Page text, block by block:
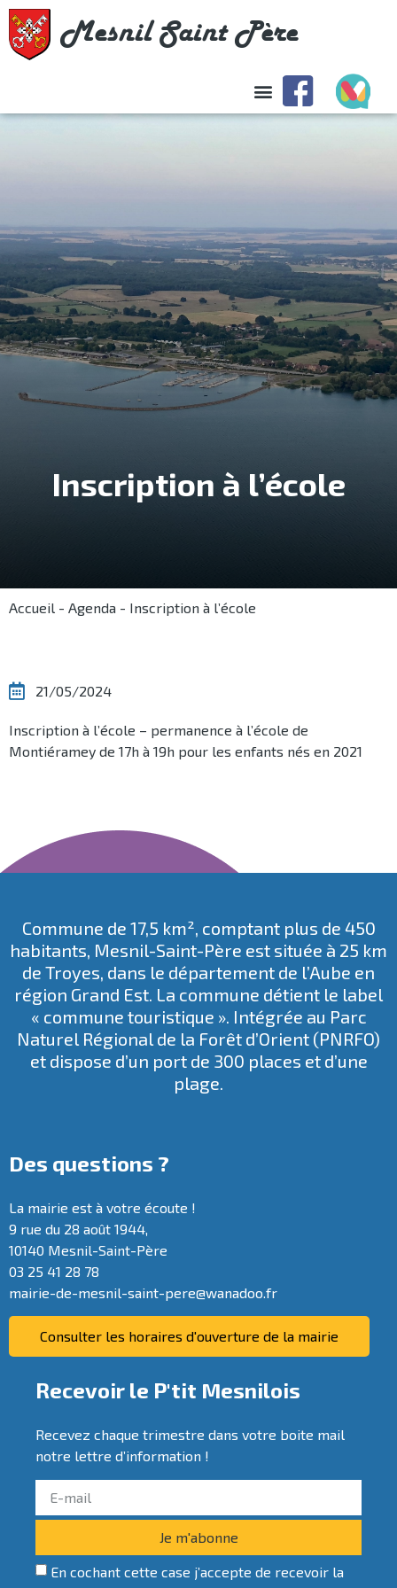
Mesnil Saint Père
Inscription à l’école
Accueil - Agenda - Inscription à l’école
21/05/2024
Inscription à l’école – permanence à l’école de
Montiéramey de 17h à 19h pour les enfants nés en 2021
Commune de 17,5 km², comptant plus de 450
habitants, Mesnil-Saint-Père est située à 25 km
de Troyes, dans le département de l’Aube en
région Grand Est. La commune détient le label
« commune touristique ». Intégrée au Parc
Naturel Régional de la Forêt d’Orient (PNRFO)
et dispose d’un port de 300 places et d’une
plage.
Des questions ?
La mairie est à votre écoute !
9 rue du 28 août 1944,
10140 Mesnil-Saint-Père
03 25 41 28 78
mairie-de-mesnil-saint-pere@wanadoo.fr
Consulter les horaires d'ouverture de la mairie
Recevoir le P'tit Mesnilois
Recevez chaque trimestre dans votre boite mail
notre lettre d’information !
En cochant cette case j’accepte de recevoir la
Je m'abonne